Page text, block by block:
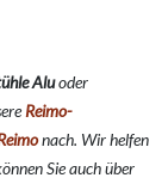
Aluoder
Reimo-
nach. Wir helfen
Sie auch über